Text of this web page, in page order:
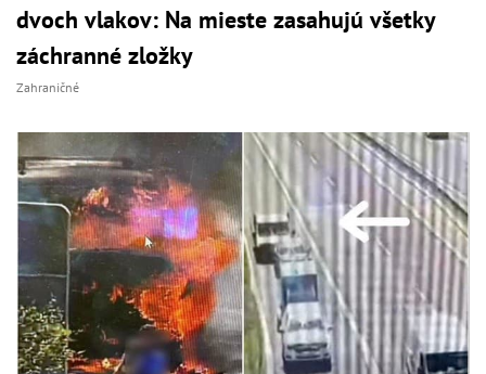
dvoch vlakov: Na mieste zasahujú všetky
záchranné zložky
Zahraničné